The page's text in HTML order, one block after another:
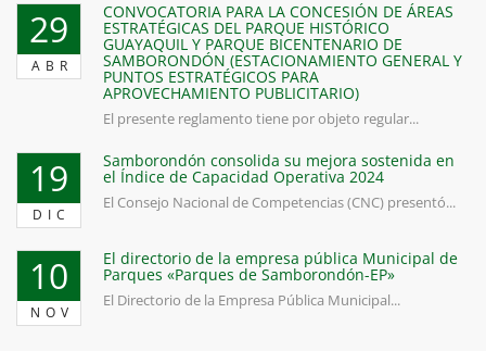
29
ABR
CONVOCATORIA PARA LA CONCESIÓN DE ÁREAS
ESTRATÉGICAS DEL PARQUE HISTÓRICO
GUAYAQUIL Y PARQUE BICENTENARIO DE
SAMBORONDÓN (ESTACIONAMIENTO GENERAL Y
PUNTOS ESTRATÉGICOS PARA
APROVECHAMIENTO PUBLICITARIO)
El presente reglamento tiene por objeto regular...
19
DIC
Samborondón consolida su mejora sostenida en
el Índice de Capacidad Operativa 2024
El Consejo Nacional de Competencias (CNC) presentó...
10
NOV
El directorio de la empresa pública Municipal de
Parques «Parques de Samborondón-EP»
El Directorio de la Empresa Pública Municipal...